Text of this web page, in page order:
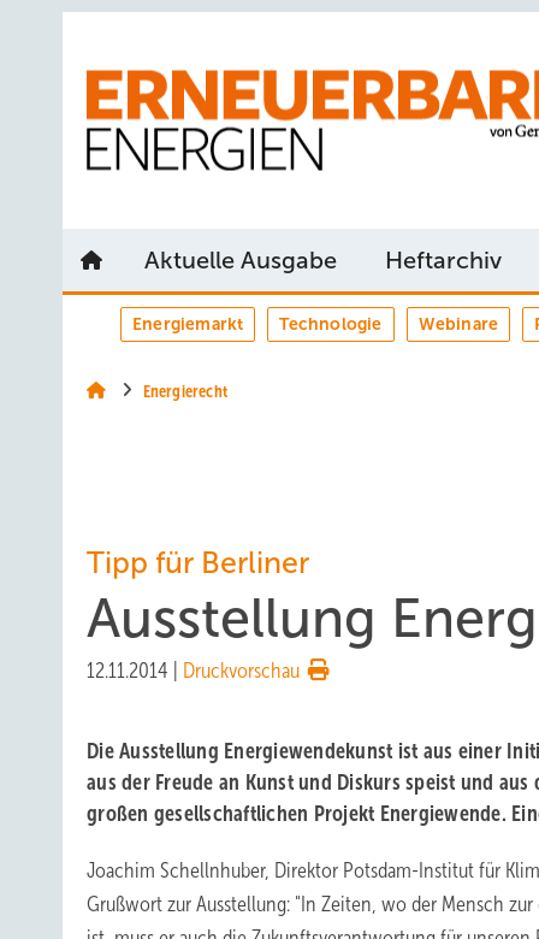
Aktuelle Ausgabe Heftarchiv
Energiemarkt Technologie Webinare
Energierecht
Tipp für Berliner
Ausstellung
12.11.2014 Druckvorschau
Die Ausstellung Energiewendekunst ist aus einer
aus der Freude an Kunst und Diskurs speist und aus
großen gesellschaftlichen Projekt Energiewende.
Joachim Schellnhuber, Direktor Potsdam-Institut für
Grußwort zur Ausstellung: "In Zeiten, wo der Mensch